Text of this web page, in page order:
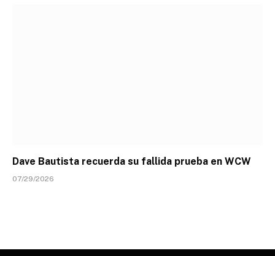
Dave Bautista recuerda su fallida prueba en WCW
07/29/2026